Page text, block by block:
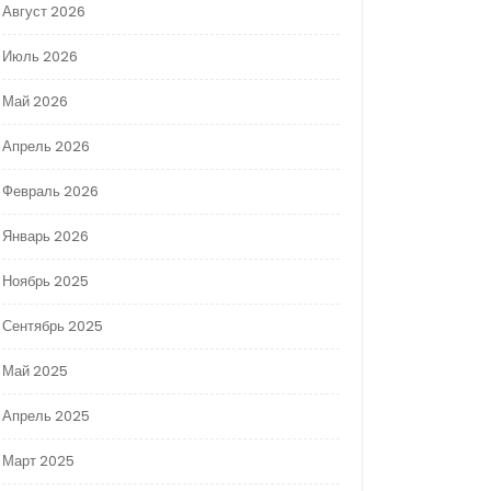
Август 2026
Июль 2026
Май 2026
Апрель 2026
Февраль 2026
Январь 2026
Ноябрь 2025
Сентябрь 2025
Май 2025
Апрель 2025
Март 2025